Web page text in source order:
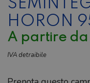
HORON
A partire da
IVA detraibile